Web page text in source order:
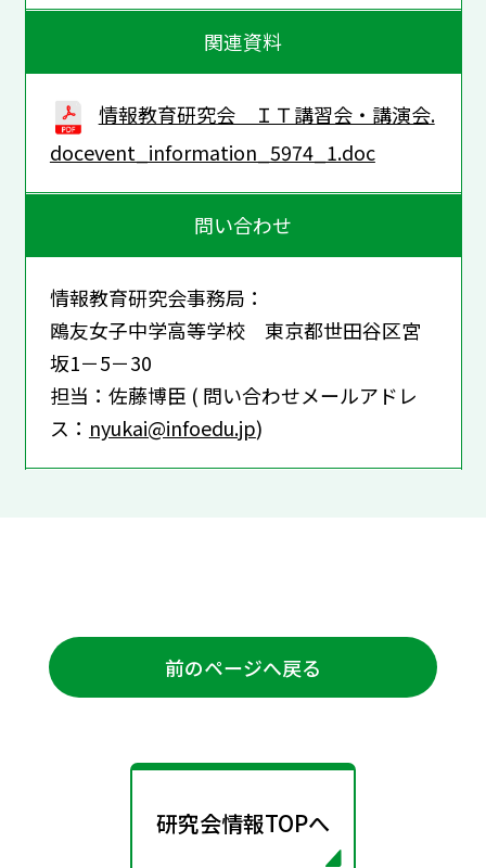
関連資料
情報教育研究会 ＩＴ講習会・講演会.
docevent_information_5974_1.doc
問い合わせ
情報教育研究会事務局：
鴎友女子中学高等学校 東京都世田谷区宮
坂1－5－30
担当：佐藤博臣 ( 問い合わせメールアドレ
ス： nyukai@infoedu.jp)
前のページへ戻る
研究会情報TOPへ